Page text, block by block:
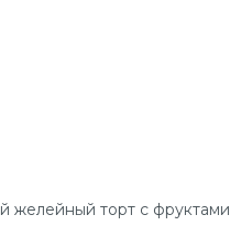
желейный торт с фруктами